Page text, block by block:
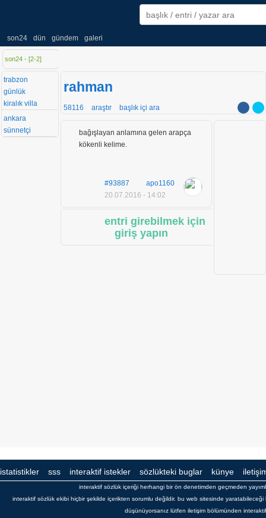
son24 dün gündem galeri
son24 - [2-2]
trabzon
günlük
kiralık villa
ankara
sünnetçi
rahman
58116 araştır başlık içi ara
bağışlayan anlamına gelen arapça
kökenli kelime.
#93887
apo1160
20.07.2016 - 14:02
entri girebilmek için
giriş yapın
istatistikler sss interaktif istekler sözlükteki buglar künye
interaktif sözlük içeriği herhangi bir ön denetimden geçmeden
interaktif sözlük ekibi hiçbir şekilde içerikten sorumlu değildir. bu web sitesinde yaratabileceği
düşünüyorsanız lütfen iletişim bölümünden